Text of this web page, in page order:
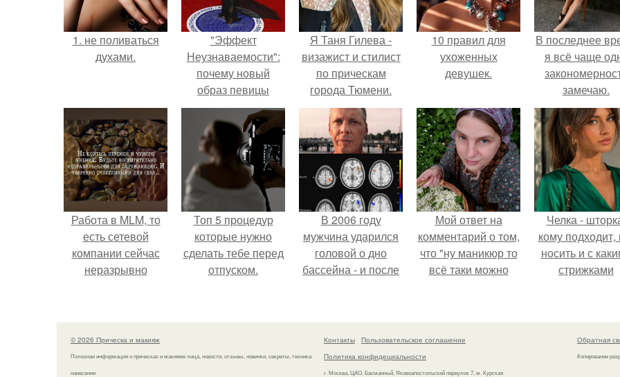
1. не поливаться
духами.
"Эффект
Неузнаваемости":
почему новый
образ певицы
вызвал споры о
гранях
возможного?
Я Таня Гилева -
визажист и стилист
по прическам
города Тюмени.
10 правил для
ухоженных
девушек.
В последнее
я всё чаще
замечаю.
Работа в MLM, то
есть сетевой
компании сейчас
неразрывно
своей страницы в
соц сетях.
Топ 5 процедур
которые нужно
сделать тебе перед
отпуском.
В 2006 году
мужчина ударился
головой о дно
бассейна - и после
странным образом.
Мой ответ на
комментарий о том,
что "ну маникюр то
всё таки можно
Челка -
кому подходит,
носить и с
стрижками
© 2026 Прическа и макияж
Полезная информация о прическах и макияже лица, новости, отзывы, новинки, секреты, техника
нанесения
Контакты
Пользовательское соглашение
Политика конфидециальности
г. Москва, ЦАО, Басманный, Яковоапостольский переулок 7, м. Курская
Обратная
Копирование